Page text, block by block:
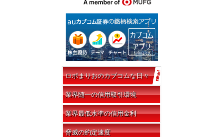
ロボまりおのカブコムな日々
業界随一の信用取引環境
業界最低水準の信用金利
脅威の約定速度